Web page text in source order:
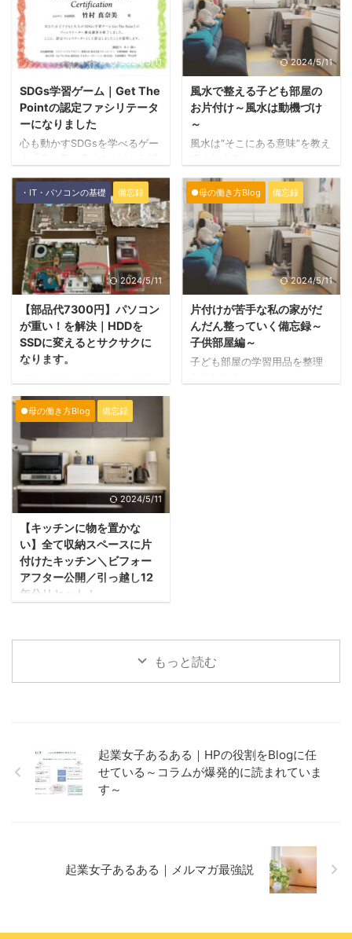
2024/5/11
SDGs学習ゲーム｜Get The
Pointの認定ファシリテータ
ーになりました
心も動かすSDGsを学べるゲー
テーターになりました。
2024/5/11
風水で整える子ども部屋の
お片付け～風水は動機づけ
～
風水は“そこにある意味”を教え
・IT・パソコンの基礎 備忘録
2024/5/11
【部品代7300円】パソコン
が重い！を解決｜HDDを
SSDに変えるとサクサクに
なります。
開始まで20秒！
●母の働き方Blog 備忘録
2024/5/11
片付けが苦手な私の家がだ
んだん整っていく備忘録～
子供部屋編～
子ども部屋の学習用品を整理
●母の働き方Blog 備忘録
2024/5/11
【キッチンに物を置かな
い】全て収納スペースに片
付けたキッチン＼ビフォー
アフター公開／引っ越し12
年分リセット！
け、キッチンを片付けをサポ
ートしてもらい収納を改善し
もっと読む
起業女子あるある｜HPの役割をBlogに任
せている～コラムが爆発的に読まれていま
す～
起業女子あるある｜メルマガ最強説